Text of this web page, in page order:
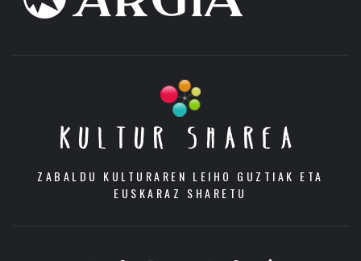
KULTUR SHAREA
ZABALDU KULTURAREN LEIHO GUZTIAK ETA
EUSKARAZ SHARETU